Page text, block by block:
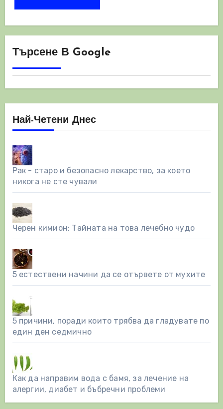
Търсене В Google
Най-Четени Днес
Рак - старо и безопасно лекарство, за което
никога не сте чували
Черен кимион: Тайната на това лечебно чудо
5 естествени начини да се отървете от мухите
5 причини, поради които трябва да гладувате по
един ден седмично
Как да направим вода с бамя, за лечение на
алергии, диабет и бъбречни проблеми